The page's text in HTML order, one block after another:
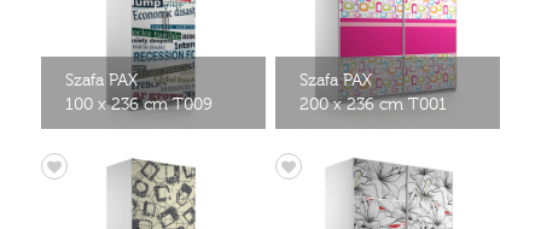
Szafa PAX
100 x 236 cm T009
Szafa PAX
200 x 236 cm T001